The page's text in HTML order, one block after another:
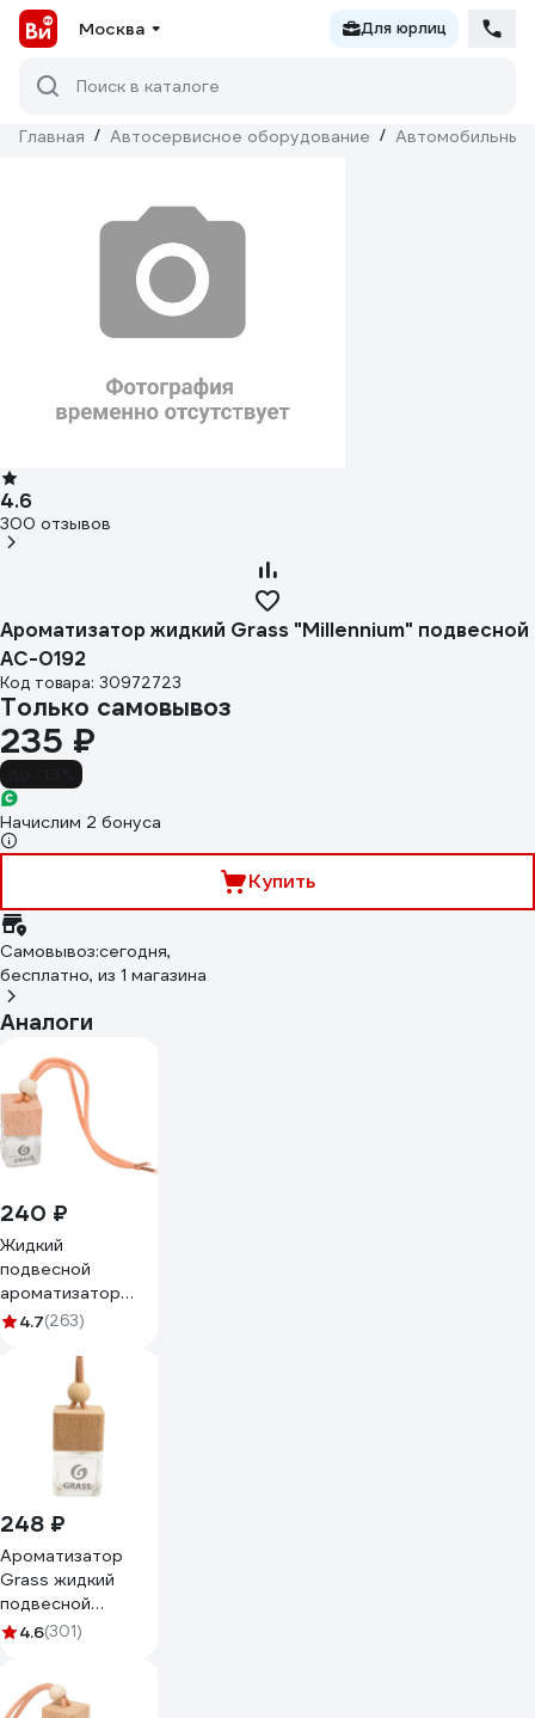
Москва Для юрлиц
Поиск в каталоге
Главная / Автосервисное оборудование / Автомобильные
4.6
300 отзывов
Ароматизатор жидкий Grass "Millennium" подвесной
AC-0192
Код товара: 30972723
Только самовывоз
235 ₽
Начислим 2 бонуса
Купить
Самовывоз:сегодня,
бесплатно, из 1 магазина
Аналоги
240 ₽
Жидкий
подвесной
ароматизатор
Grass Whisper
4.7(263)
248 ₽
Ароматизатор
Grass жидкий
подвесной
"Charm" AC-0194
4.6(301)